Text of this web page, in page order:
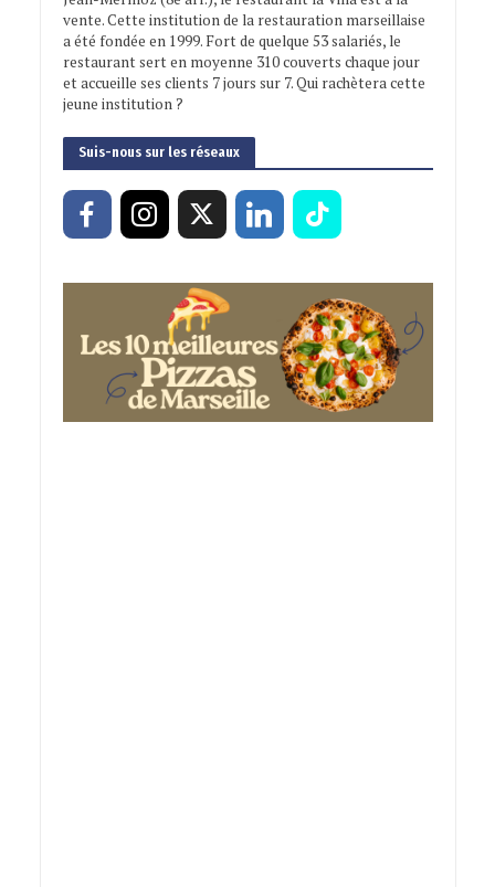
vente. Cette institution de la restauration marseillaise
a été fondée en 1999. Fort de quelque 53 salariés, le
restaurant sert en moyenne 310 couverts chaque jour
et accueille ses clients 7 jours sur 7. Qui rachètera cette
jeune institution ?
Suis-nous sur les réseaux